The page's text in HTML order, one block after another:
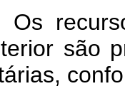
Os
são